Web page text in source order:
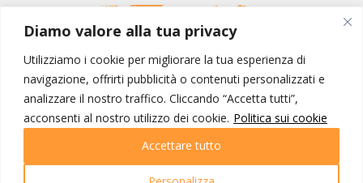
Diamo valore alla tua privacy
Utilizziamo i cookie per migliorare la tua esperienza di
navigazione, offrirti pubblicità o contenuti personalizzati e
analizzare il nostro traffico. Cliccando “Accetta tutti”,
acconsenti al nostro utilizzo dei cookie. Politica sui cookie
Accettare tutto
MONDO IOT VIAGGI
Corporate
Contatti